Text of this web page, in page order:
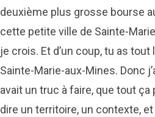
deuxième plus grosse bourse
cette petite ville de Sainte-
je crois. Et d’un coup, tu as
Sainte-Marie-aux-Mines. Donc
avait un truc à faire, que tout ça
dire un territoire, un contexte,